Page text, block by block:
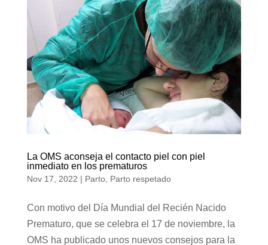
La OMS aconseja el contacto piel con piel
inmediato en los prematuros
Nov 17, 2022 | Parto, Parto respetado
Con motivo del Día Mundial del Recién Nacido
Prematuro, que se celebra el 17 de noviembre, la
OMS ha publicado unos nuevos consejos para la